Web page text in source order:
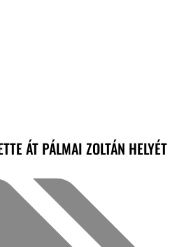
ÁT PÁLMAI ZOLTÁN HELYÉT